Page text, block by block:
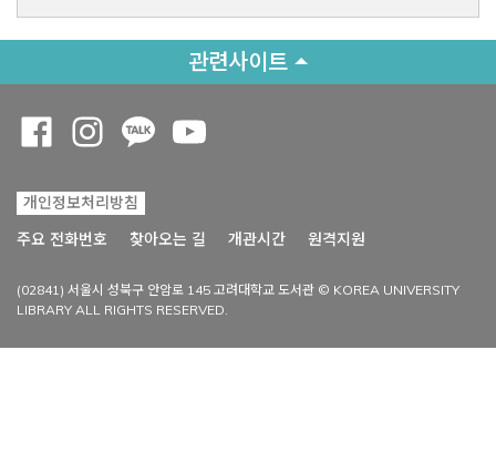
관련사이트
개인정보처리방침
주요 전화번호
찾아오는 길 개관시간 원격지원
(02841) 서울시 성북구 안암로 145 고려대학교 도서관 © KOREA UNIVERSITY
LIBRARY ALL RIGHTS RESERVED.
Opens a new window
Opens a new window
Opens a new window